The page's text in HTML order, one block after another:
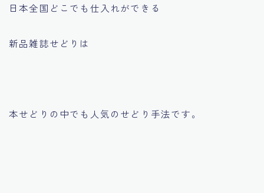
日本全国どこでも仕入れができる
新品雑誌せどりは
本せどりの中でも人気のせどり手法です。